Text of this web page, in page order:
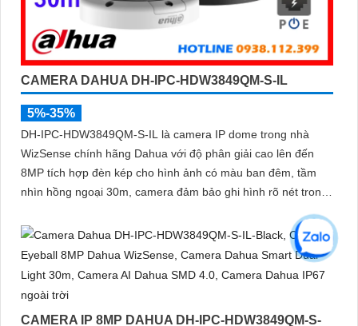
CAMERA DAHUA DH-IPC-HDW3849QM-S-IL
5%-35%
DH-IPC-HDW3849QM-S-IL là camera IP dome trong nhà
WizSense chính hãng Dahua với độ phân giải cao lên đến
8MP tích hợp đèn kép cho hình ảnh có màu ban đêm, tầm
nhìn hồng ngoại 30m, camera đảm bảo ghi hình rõ nét trong
tích hợp micro ghi âm, chuẩn POE và khả năng nhận diện
chính xác người và phương tiện giám sát an ninh tốt
CAMERA IP 8MP DAHUA DH-IPC-HDW3849QM-S-